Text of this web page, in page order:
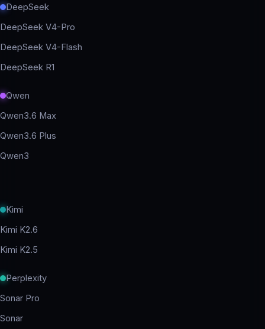
DeepSeek
DeepSeek V4-Pro
DeepSeek V4-Flash
DeepSeek R1
Qwen
Qwen3.6 Max
Qwen3.6 Plus
Qwen3
Kimi
Kimi K2.6
Kimi K2.5
Perplexity
Sonar Pro
Sonar